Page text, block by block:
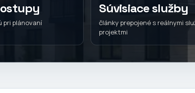
pri plánovaní
Súvisiace služby
články prepojené s reálnymi
projektmi